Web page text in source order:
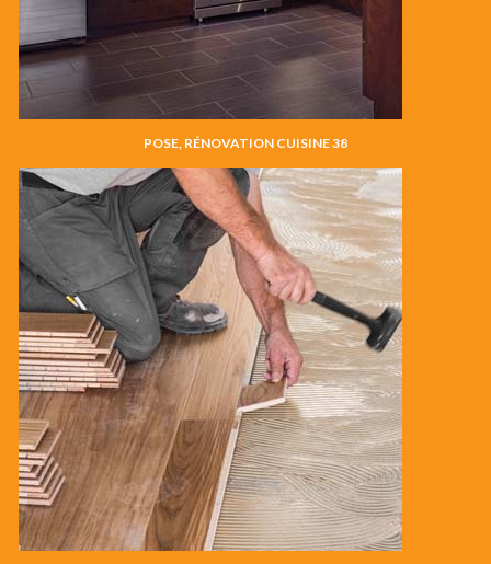
POSE, RÉNOVATION CUISINE 38